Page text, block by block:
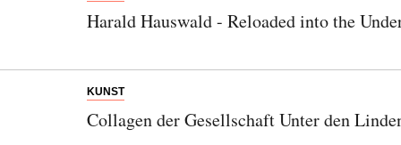
Harald Hauswald - Reloaded into the
KUNST
Collagen der Gesellschaft Unter den